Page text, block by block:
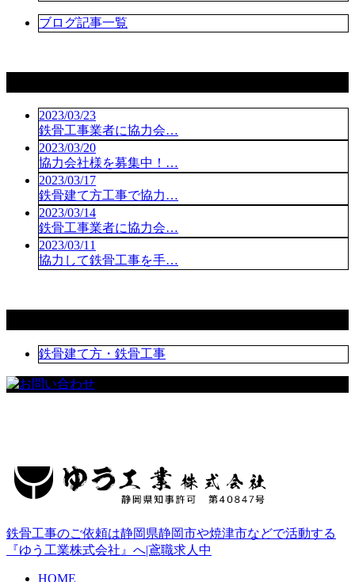
ブログ記事一覧
2023/03/23
鉄骨工事業者に協力会…
2023/03/20
協力会社様を募集中！…
2023/03/17
鉄骨建て方工事で協力…
2023/03/14
鉄骨工事業者に協力会…
2023/03/11
協力して鉄骨工事を手…
鉄骨建て方・鉄骨工事
鉄骨工事のご依頼は静岡県静岡市や焼津市などで活動する
『ゆう工業株式会社』へ|鳶職求人中
HOME